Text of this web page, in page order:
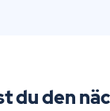
du den